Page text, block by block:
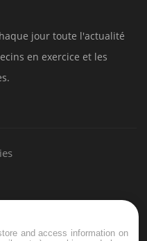
jour toute l'actualité
en exercice et les
and access information on